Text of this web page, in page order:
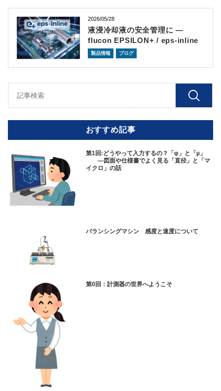
2026/05/28
液浸冷却液の安全管理に ―
flucon EPSILON+ / eps-inline
製品情報 ブログ
おすすめ記事
第1回:どうやって入力するの？「φ」と「µ」
—図面や仕様書でよく見る「直径」と「マ
イクロ」の話
バランシングマシン 感度と速度について
第0回：計測器の世界へようこそ